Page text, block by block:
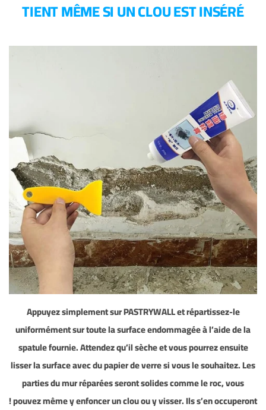
TIENT MÊME SI UN CLOU EST INSÉRÉ
Appuyez simplement sur PASTRYWALL et répartissez-le
uniformément sur toute la surface endommagée à l’aide de la
spatule fournie. Attendez qu’il sèche et vous pourrez ensuite
lisser la surface avec du papier de verre si vous le souhaitez. Les
parties du mur réparées seront solides comme le roc, vous
pouvez même y enfoncer un clou ou y visser. Ils s’en occuperont !